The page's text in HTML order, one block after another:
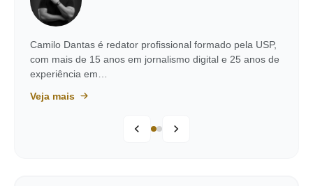
Camilo Dantas é redator profissional formado pela USP,
com mais de 15 anos em jornalismo digital e 25 anos de
experiência em…
Veja mais